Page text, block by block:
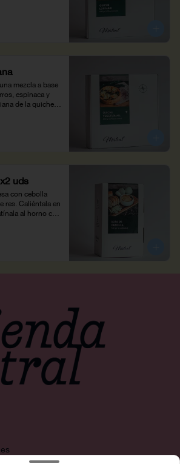
mezcla a base
espinaca y
de la quiche.
uds
con cebolla
res. Caliéntala en
al horno con